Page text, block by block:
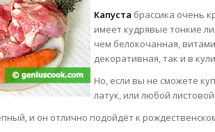
Капуста брассика очень
имеет кудрявые тонкие
чем белокочанная,
декоративная, так и в
Но, если вы не сможете
латук, или любой листовой.
и он отлично подойдёт к